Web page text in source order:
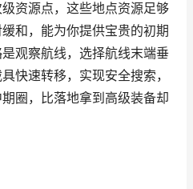
资源点，这些地点资源足够
和，能为你提供宝贵的初期
观察航线，选择航线末端垂
快速转移，实现安全搜索，
圈，比落地拿到高级装备却